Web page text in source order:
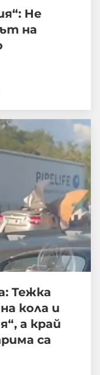
Не
на
Тежка
кола и
а край
са